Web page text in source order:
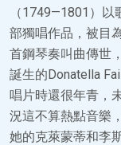
（1749—1801）
部獨唱作品，被目
首鋼琴奏叫曲傳世
誕生的Donatella
唱片時還很年青，
況這不算熱點音樂
她的克萊蒙蒂和李